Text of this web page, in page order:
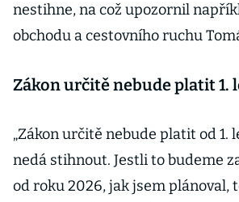
nestihne, na což upozornil
obchodu a cestovního ruchu
Zákon určitě nebude platit 1.
„Zákon určitě nebude platit od 1.
nedá stihnout. Jestli to budeme
od roku 2026, jak jsem plánoval,